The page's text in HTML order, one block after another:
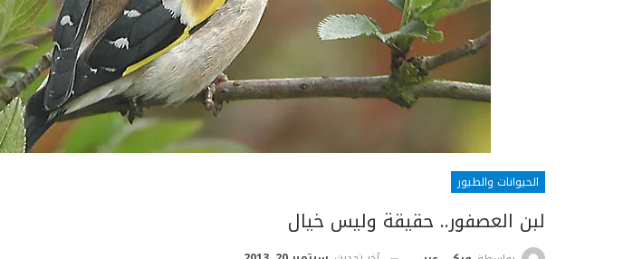
الحيوانات والطيور
لبن العصفور.. حقيقة وليس خيال